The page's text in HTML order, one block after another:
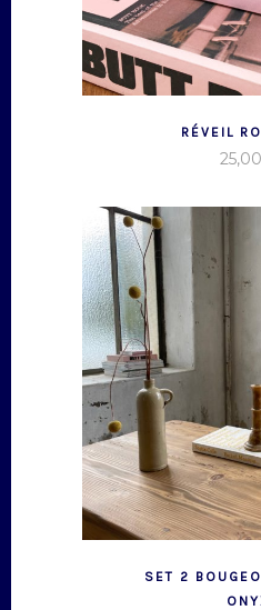
RÉVEIL
25,00
SET 2